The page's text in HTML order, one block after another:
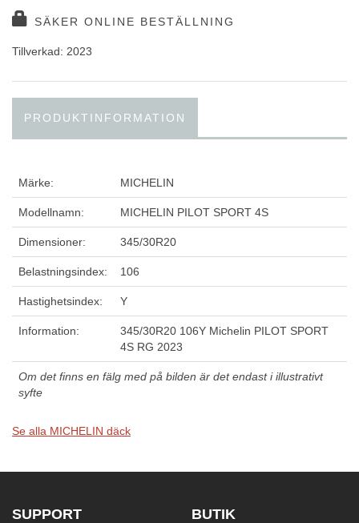
SÄKER ONLINE BESTÄLLNING
Tillverkad: 2023
PRODUKTINFORMATION
Märke: MICHELIN
Modellnamn: MICHELIN PILOT SPORT 4S
Dimensioner: 345/30R20
Belastningsindex: 106
Hastighetsindex: Y
Information:
345/30R20 106Y Michelin PILOT SPORT
4S RG 2023
Om det finns en fälg med på bilden är det endast i illustrativt
syfte
Se alla MICHELIN däck
SUPPORT BUTIK